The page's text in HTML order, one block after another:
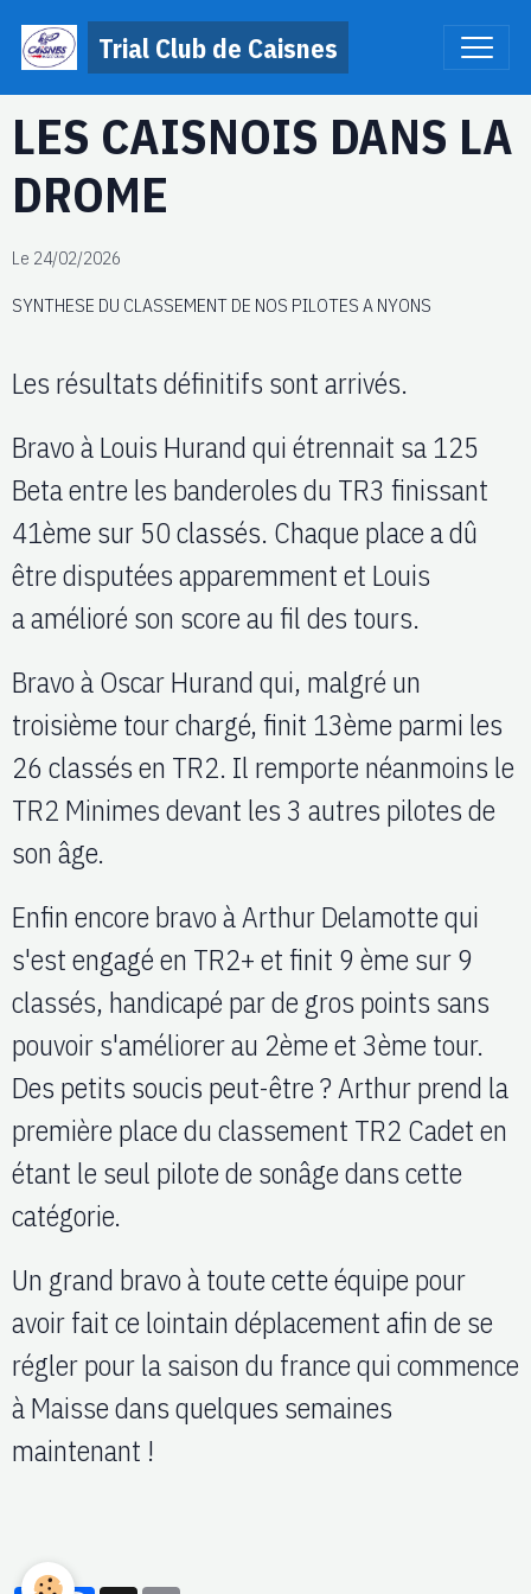
Trial Club de Caisnes
LES CAISNOIS DANS LA
DROME
Le 24/02/2026
SYNTHESE DU CLASSEMENT DE NOS PILOTES A NYONS
Les résultats définitifs sont arrivés.
Bravo à Louis Hurand qui étrennait sa 125
Beta entre les banderoles du TR3 finissant
41ème sur 50 classés. Chaque place a dû
être disputées apparemment et Louis
a amélioré son score au fil des tours.
Bravo à Oscar Hurand qui, malgré un
troisième tour chargé, finit 13ème parmi les
26 classés en TR2. Il remporte néanmoins le
TR2 Minimes devant les 3 autres pilotes de
son âge.
Enfin encore bravo à Arthur Delamotte qui
s'est engagé en TR2+ et finit 9 ème sur 9
classés, handicapé par de gros points sans
pouvoir s'améliorer au 2ème et 3ème tour.
Des petits soucis peut-être ? Arthur prend la
première place du classement TR2 Cadet en
étant le seul pilote de sonâge dans cette
catégorie.
Un grand bravo à toute cette équipe pour
avoir fait ce lointain déplacement afin de se
régler pour la saison du france qui commence
à Maisse dans quelques semaines
maintenant !